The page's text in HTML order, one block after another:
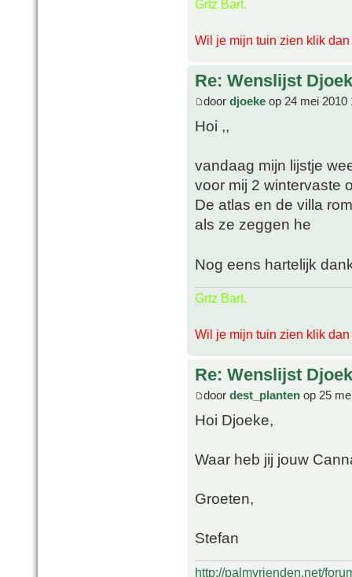
Grtz Bart.
Wil je mijn tuin zien klik dan
Re: Wenslijst
door djoeke op 24 mei 2010
Hoi ,,
vandaag mijn lijstje
voor mij 2 wintervaste
De atlas en de villa
als ze zeggen he
Nog eens hartelijk
Grtz Bart.
Wil je mijn tuin zien klik dan
Re: Wenslijst
door dest_planten op 25
Hoi Djoeke,
Waar heb jij jouw
Groeten,
Stefan
http://palmvrienden.net/